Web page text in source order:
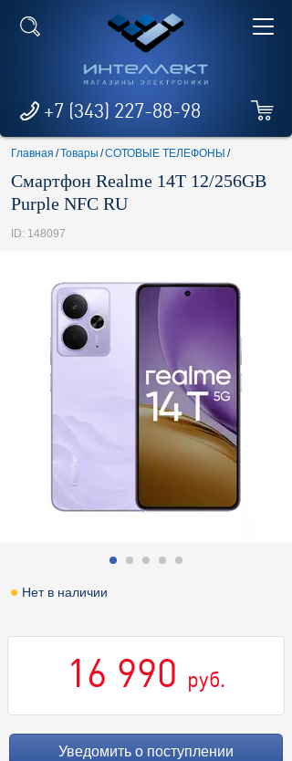
+7 (343) 227-88-98
Главная /Товары /СОТОВЫЕ ТЕЛЕФОНЫ /
Смартфон Realme 14T 12/256GB
Purple NFC RU
ID: 148097
Нет в наличии
16 990 руб.
Уведомить о поступлении